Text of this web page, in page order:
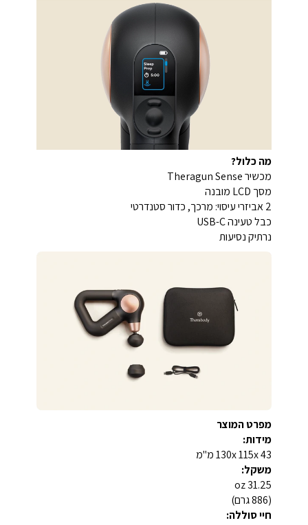
מה כלול?
מכשיר Theragun Sense
מסך LCD מובנה
2 אביזרי עיסוי: מרכך, כדור סטנדרטי
כבל טעינה USB-C
נרתיק נסיעות
מפרט המוצר
מידות:
130x 115x 43 מ"מ
משקל:
31.25 oz
(886 גרם)
חיי סוללה: